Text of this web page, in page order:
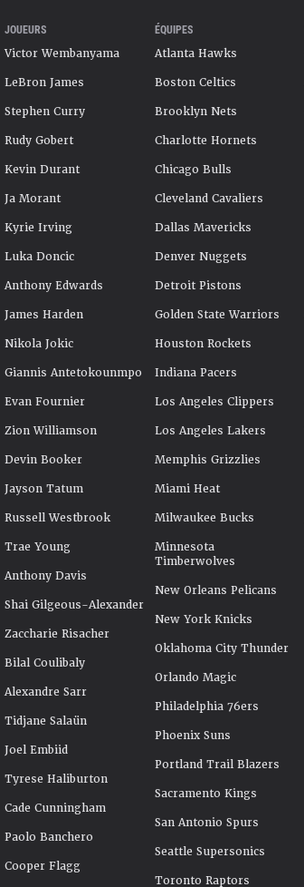
JOUEURS
Victor Wembanyama
LeBron James
Stephen Curry
Rudy Gobert
Kevin Durant
Ja Morant
Kyrie Irving
Luka Doncic
Anthony Edwards
James Harden
Nikola Jokic
Giannis Antetokounmpo
Evan Fournier
Zion Williamson
Devin Booker
Jayson Tatum
Russell Westbrook
Trae Young
Anthony Davis
Shai Gilgeous-Alexander
Zaccharie Risacher
Bilal Coulibaly
Alexandre Sarr
Tidjane Salaün
Joel Embiid
Tyrese Haliburton
Cade Cunningham
Paolo Banchero
Cooper Flagg
ÉQUIPES
Atlanta Hawks
Boston Celtics
Brooklyn Nets
Charlotte Hornets
Chicago Bulls
Cleveland Cavaliers
Dallas Mavericks
Denver Nuggets
Detroit Pistons
Golden State Warriors
Houston Rockets
Indiana Pacers
Los Angeles Clippers
Los Angeles Lakers
Memphis Grizzlies
Miami Heat
Milwaukee Bucks
Minnesota
Timberwolves
New Orleans Pelicans
New York Knicks
Oklahoma City Thunder
Orlando Magic
Philadelphia 76ers
Phoenix Suns
Portland Trail Blazers
Sacramento Kings
San Antonio Spurs
Seattle Supersonics
Toronto Raptors